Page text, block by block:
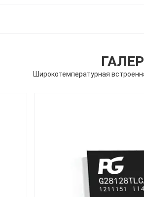
Широкотемпературная